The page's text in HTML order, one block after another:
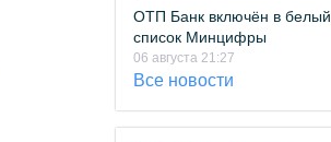
ОТП Банк включён в белый
список Минцифры
06 августа 21:27
Все новости